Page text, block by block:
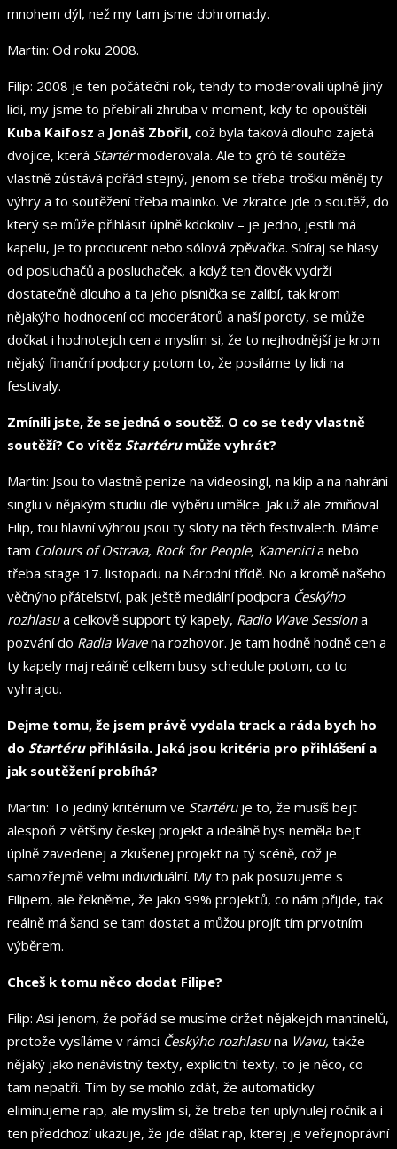
mnohem dýl, než my tam jsme dohromady.
Martin: Od roku 2008.
Filip: 2008 je ten počáteční rok, tehdy to moderovali úplně jiný
lidi, my jsme to přebírali zhruba v moment, kdy to opouštěli
Kuba Kaifosz a Jonáš Zbořil, což byla taková dlouho zajetá
dvojice, která Startérmoderovala. Ale to gró té soutěže
vlastně zůstává pořád stejný, jenom se třeba trošku měněj ty
výhry a to soutěžení třeba malinko. Ve zkratce jde o soutěž, do
který se může přihlásit úplně kdokoliv – je jedno, jestli má
kapelu, je to producent nebo sólová zpěvačka. Sbíraj se hlasy
od posluchačů a posluchaček, a když ten člověk vydrží
dostatečně dlouho a ta jeho písnička se zalíbí, tak krom
nějakýho hodnocení od moderátorů a naší poroty, se může
dočkat i hodnotejch cen a myslím si, že to nejhodnější je krom
nějaký finanční podpory potom to, že posíláme ty lidi na
festivaly.
Zmínili jste, že se jedná o soutěž. O co se tedy vlastně
soutěží? Co vítěz Startéru může vyhrát?
Martin: Jsou to vlastně peníze na videosingl, na klip a na nahrání
singlu v nějakým studiu dle výběru umělce. Jak už ale zmiňoval
Filip, tou hlavní výhrou jsou ty sloty na těch festivalech. Máme
tam Colours of Ostrava, Rock for People, Kamenicia nebo
třeba stage 17. listopadu na Národní třídě. No a kromě našeho
věčnýho přátelství, pak ještě mediální podpora Českýho
rozhlasua celkově support tý kapely, Radio Wave Sessiona
pozvání do Radia Wavena rozhovor. Je tam hodně hodně cen a
ty kapely maj reálně celkem busy schedule potom, co to
vyhrajou.
Dejme tomu, že jsem právě vydala track a ráda bych ho
do Startérupřihlásila. Jaká jsou kritéria pro přihlášení a
jak soutěžení probíhá?
Martin: To jediný kritérium ve Startéruje to, že musíš bejt
alespoň z většiny českej projekt a ideálně bys neměla bejt
úplně zavedenej a zkušenej projekt na tý scéně, což je
samozřejmě velmi individuální. My to pak posuzujeme s
Filipem, ale řekněme, že jako 99% projektů, co nám přijde, tak
reálně má šanci se tam dostat a můžou projít tím prvotním
výběrem.
Chceš k tomu něco dodat Filipe?
Filip: Asi jenom, že pořád se musíme držet nějakejch mantinelů,
protože vysíláme v rámci Českýho rozhlasuna Wavu, takže
nějaký jako nenávistný texty, explicitní texty, to je něco, co
tam nepatří. Tím by se mohlo zdát, že automaticky
eliminujeme rap, ale myslím si, že treba ten uplynulej ročník a i
ten předchozí ukazuje, že jde dělat rap, kterej je veřejnoprávní